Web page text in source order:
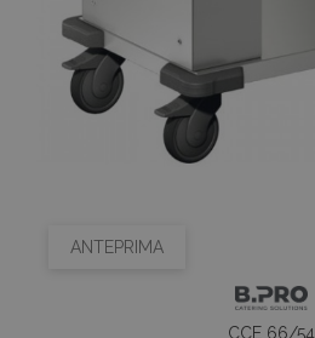
ANTEPRIMA
CCE 66/54